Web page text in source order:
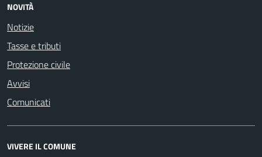
NOVITÀ
Notizie
Tasse e tributi
Protezione civile
Avvisi
Comunicati
VIVERE IL COMUNE